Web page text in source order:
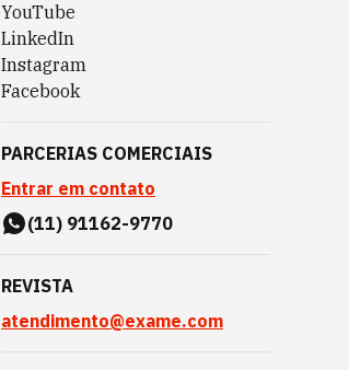
YouTube
LinkedIn
Instagram
Facebook
PARCERIAS COMERCIAIS
Entrar em contato
(11) 91162-9770
REVISTA
atendimento@exame.com